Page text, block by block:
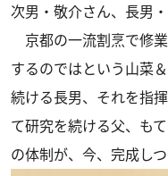
次男・敬介さん、長男・
京都の一流割烹で修
するのではという山菜
続ける長男、それを指
て研究を続ける父、も
の体制が、今、完成しつ